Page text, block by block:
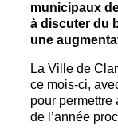
municipaux
à discuter du
une
La Ville de
ce mois-ci,
pour
de l’année